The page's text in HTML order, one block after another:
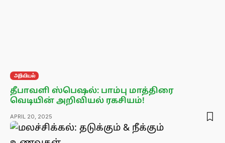
அறிவியல்
தீபாவளி ஸ்பெஷல்: பாம்பு மாத்திரை
வெடியின் அறிவியல் ரகசியம்!
APRIL 20, 2025